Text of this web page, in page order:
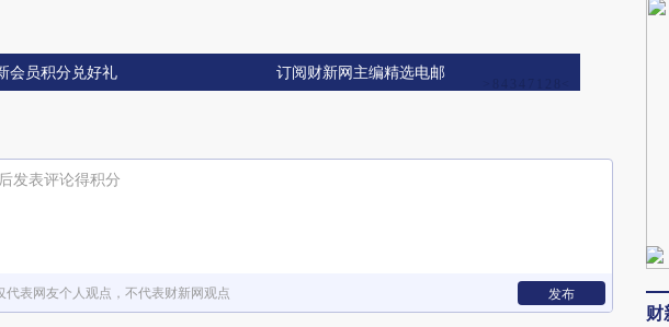
会员积分兑好礼 订阅财新网主编精选电邮
后发表评论得积分
代表网友个人观点，不代表财新网观点 发布
财